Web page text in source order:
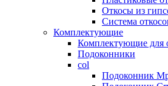
Откосы из
Система
Комплектующие
Комплектующие для
Подоконники
col
Подоконник